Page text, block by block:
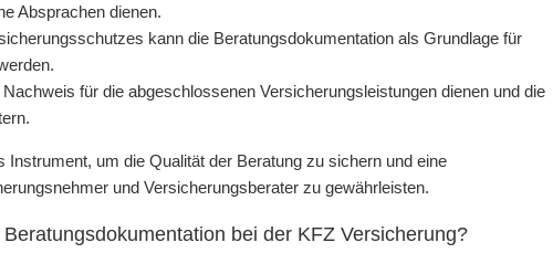
Absprachen dienen.
kann die Beratungsdokumentation als Grundlage für
für die abgeschlossenen Versicherungsleistungen dienen und die
um die Qualität der Beratung zu sichern und eine
und Versicherungsberater zu gewährleisten.
bei der KFZ Versicherung?